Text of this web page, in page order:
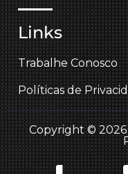
Links
Trabalhe Conosco
Políticas de
Copyright © 2026